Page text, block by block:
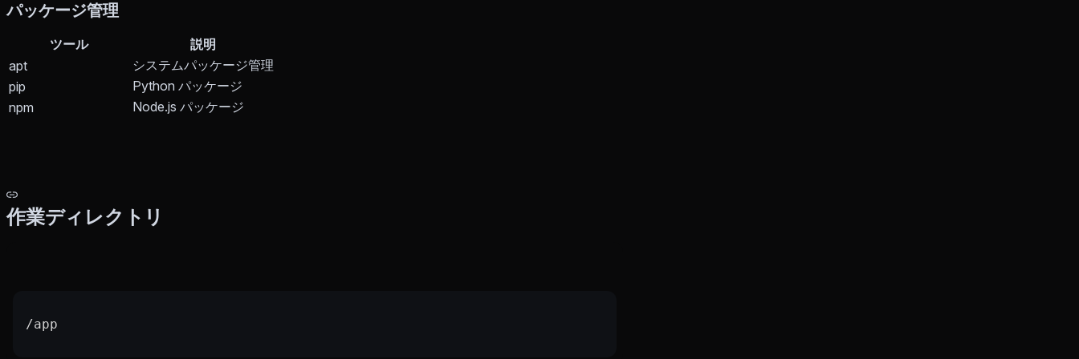
パッケージ管理
ツール
説明
apt
システムパッケージ管理
pip
Python パッケージ
npm
Node.js パッケージ
作業ディレクトリ
/app